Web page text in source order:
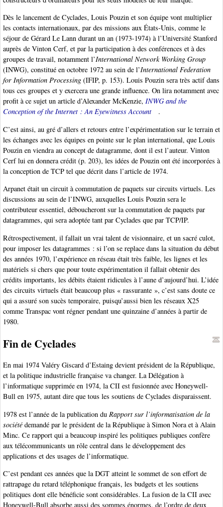
Dès le lancement de Cyclades, Louis Pouzin et son équipe vont multiplier
les contacts internationaux, par des missions aux États-Unis, comme le
séjour de Gérard Le Lann durant un an (1973-1974) à l’Université Stanford
auprès de Vinton Cerf, et par la participation à des conférences et à des
groupes de travail, notamment l’International Network Working Group
(INWG), constitué en octobre 1972 au sein de l’International Federation
for Information Processing (IFIP, p. 153). Louis Pouzin sera très actif dans
tous ces groupes et y exercera une grande influence. On lira notamment avec
profit à ce sujet un article d’Alexander McKenzie, INWG and the
Conception of the Internet : An Eyewitness Account
.
C’est ainsi, au gré d’allers et retours entre l’expérimentation sur le terrain et
les échanges avec les équipes en pointe sur le plan international, que Louis
Pouzin en viendra au concept de datagramme, dont il est l’auteur. Vinton
Cerf lui en donnera crédit (p. 203), les idées de Pouzin ont été incorporées à
la conception de TCP tel que décrit dans l’article de 1974.
Arpanet était un circuit à commutation de paquets sur circuits virtuels. Les
discussions au sein de l’INWG, auxquelles Louis Pouzin sera le
contributeur essentiel, déboucheront sur la commutation de paquets par
datagrammes, qui sera adoptée tant par Cyclades que par TCP/IP.
Rétrospectivement, il fallait un vrai talent de visionnaire, et un sacré culot,
pour imposer les datagrammes : si l’on se replace dans la situation du début
des années 1970, l’expérience en réseau était très faible, les lignes et les
matériels si chers que pour toute expérimentation il fallait obtenir des
crédits importants, les débits étaient ridicules à l’aune d’aujourd’hui. L’idée
des circuits virtuels était beaucoup plus « rassurante », c’est sans doute ce
qui a assuré son sucès temporaire, puisqu’aussi bien les réseaux X25
comme Transpac vont régner pendant une quinzaine d’années à partir de
1980.
Fin de Cyclades
En mai 1974 Valéry Giscard d’Estaing devient président de la République,
et la politique industrielle française va changer. La Délégation à
l’informatique supprimée en 1974, la CII est fusionnée avec Honeywell-
Bull en 1975, autant dire que tous les soutiens de Cyclades disparaissent.
1978 est l’année de la publication du Rapport sur l’informatisation de la
sociétédemandé par le président de la République à Simon Nora et à Alain
Minc. Ce rapport qui a beaucoup inspiré les politiques publiques confère
aux télécommunicants un rôle central dans le développement des
applications et des usages de l’informatique.
C’est pendant ces années que la DGT atteint le sommet de son effort de
rattrapage du retard téléphonique français, les budgets et les soutiens
politiques dont elle bénéficie sont considérables. La fusion de la CII avec
Honeywell-Bull absorbe aussi des sommes énormes, de l’ordre de deux